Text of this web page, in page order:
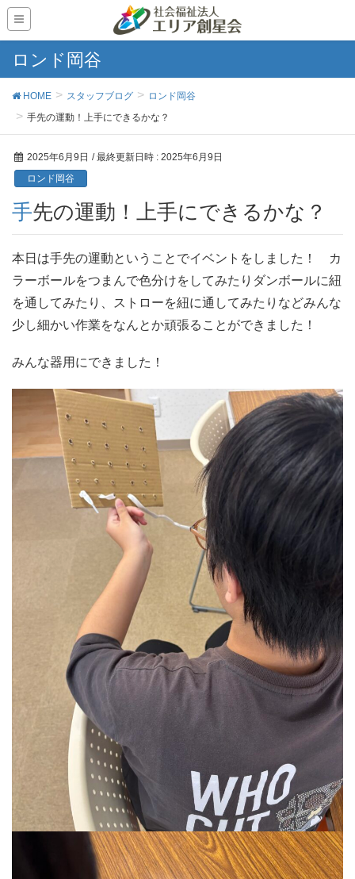
ロンド岡谷
HOME スタッフブログ
ロンド岡谷
手先の運動！上手にできるかな？
2025年6月9日 / 最終更新日時 : 2025年6月9日
ロンド岡谷
手先の運動！上手にできるかな？
本日は手先の運動ということでイベントをしました！ カ
ラーボールをつまんで色分けをしてみたりダンボールに紐
を通してみたり、ストローを紐に通してみたりなどみんな
少し細かい作業をなんとか頑張ることができました！
みんな器用にできました！